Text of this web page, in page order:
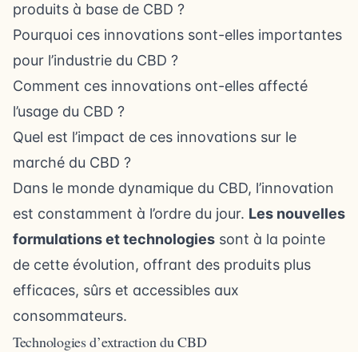
produits à base de CBD ?
Pourquoi ces innovations sont-elles importantes
pour l’industrie du CBD ?
Comment ces innovations ont-elles affecté
l’usage du CBD ?
Quel est l’impact de ces innovations sur le
marché du CBD ?
Dans le monde dynamique du CBD, l’innovation
est constamment à l’ordre du jour. Les nouvelles
formulations et technologies sont à la pointe
de cette évolution, offrant des produits plus
efficaces, sûrs et accessibles aux
consommateurs.
Technologies d’extraction du CBD